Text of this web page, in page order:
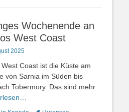
Wochenende an
West Coast
2025
Coast ist die Küste am
von Sarnia im Süden bis
Tobermory. Das sind mehr